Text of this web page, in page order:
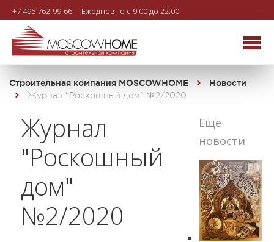
+7 495 762-99-66 Ежедневно с 9:00 до 22:00
Строительная компания MOSCOWHOME
Новости
Журнал "Роскошный дом" №2/2020
Журнал
"Роскошный
дом"
№2/2020
Еще
новости